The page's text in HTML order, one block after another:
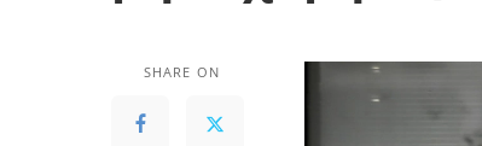
SHARE ON